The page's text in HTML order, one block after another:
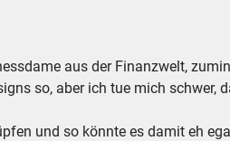
aus der Finanzwelt,
so, aber ich tue mich schwer,
und so könnte es damit eh